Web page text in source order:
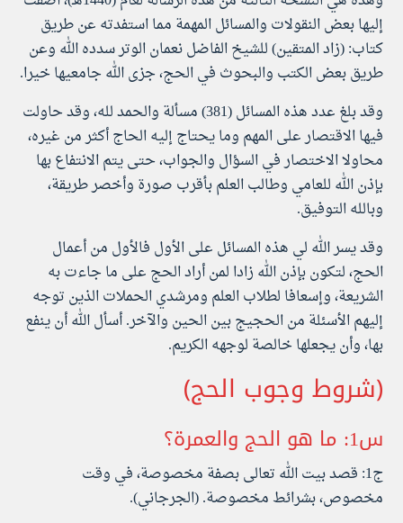
إليها بعض النقولات والمسائل المهمة مما استفدته عن طريق
كتاب: (زاد المتقين) للشيخ الفاضل نعمان الوتر سدده الله وعن
طريق بعض الكتب والبحوث في الحج، جزى الله جامعيها خيرا.
وقد بلغ عدد هذه المسائل (381) مسألة والحمد لله، وقد حاولت
فيها الاقتصار على المهم وما يحتاج إليه الحاج أكثر من غيره،
محاولا الاختصار في السؤال والجواب، حتى يتم الانتفاع بها
بإذن الله للعامي وطالب العلم بأقرب صورة وأخصر طريقة،
وبالله التوفيق.
وقد يسر الله لي هذه المسائل على الأول فالأول من أعمال
الحج، لتكون بإذن الله زادا لمن أراد الحج على ما جاءت به
الشريعة، وإسعافا لطلاب العلم ومرشدي الحملات الذين توجه
إليهم الأسئلة من الحجيج بين الحين والآخر. أسأل الله أن ينفع
بها، وأن يجعلها خالصة لوجهه الكريم.
(شروط وجوب الحج)
س1: ما هو الحج والعمرة؟
ج1: قصد بيت الله تعالى بصفة مخصوصة، في وقت
مخصوص، بشرائط مخصوصة. (الجرجاني).